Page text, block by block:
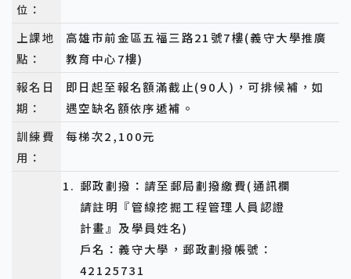
位：
上課地
點：
高雄市前金區五福三路21號7樓(義守大學推廣
教育中心7樓)
報名日
期：
即日起至報名額滿截止(90人)，可排候補，如
遇空缺名額依序遞補。
訓練費
用：
每梯次2,100元
郵政劃撥：請至郵局劃撥繳費(通訊欄
請註明『管線挖掘工程管理人員認證
計畫』及學員姓名)
戶名：義守大學，郵政劃撥帳號：
42125731